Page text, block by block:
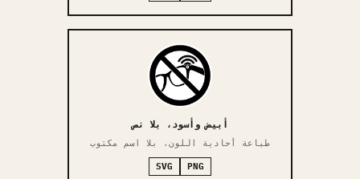
أبيض وأسود، بلا نص
طباعة أحادية اللون، بلا اسم مكتوب
PNG
SVG